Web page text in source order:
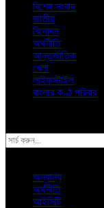
বিশেষ সংবাদ
জাতীয়
বিনোদন
অর্থনীতি
আন্তর্জাতিক
খেলা
লাইফস্টাইল
বাংলার কণ্ঠ পরিবার
অন্যান্য
অর্থনীতি
আইসিটি